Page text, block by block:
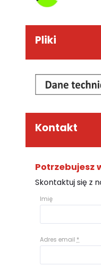
Pliki
Kontakt
Potrzebujesz
Skontaktuj się z
Imię
Adres email *